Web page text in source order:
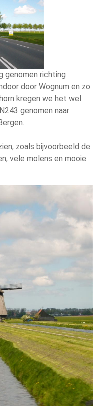
genomen richting
door Wognum en zo
kregen we het wel
genomen naar
zoals bijvoorbeeld de
vele molens en mooie